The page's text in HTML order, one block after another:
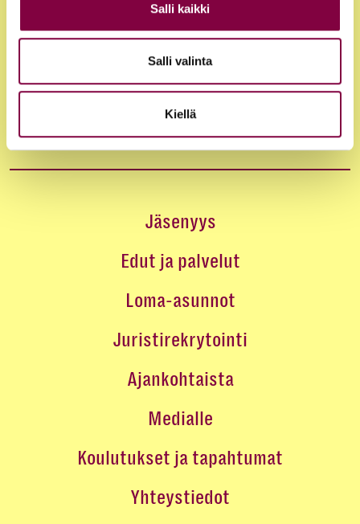
Salli kaikki
Salli valinta
Kiellä
Jäsenyys
Edut ja palvelut
Loma-asunnot
Juristirekrytointi
Ajankohtaista
Medialle
Koulutukset ja tapahtumat
Yhteystiedot